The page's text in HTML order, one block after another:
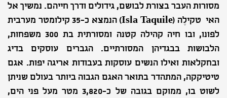
מסורות העבר בצורת לבושם, גידולים ודרך חייהם. נמשיך אל
האי טקילֶה (Isla Taquile
) הנמצא כ-35 קילומטר מערבית
לפונו, ובו חיה קהילה קטנה ומסורתית בת 300 משפחות,
הלבושות בבגדיהן המסורתיים. הגברים עוסקים בדיג
ובחקלאות ואילו הנשים עוסקות בעבודות אריגה יפות. אגם
טיטיקקה, המתהדר בתואר האגם הגבוה ביותר בעולם שניתן
לשוט בו, ממוקם בגובה של כ-3,820 מטר מעל פני הים,